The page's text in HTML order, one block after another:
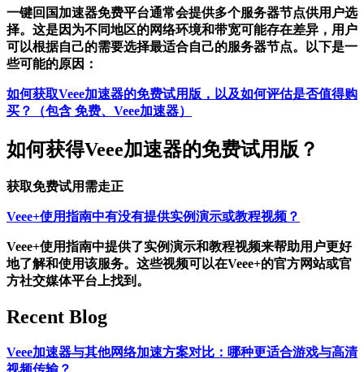
一键回国加速器免费平台通常会提供多个服务器节点供用户选
择。这是因为不同地区的网络环境和带宽可能存在差异，用户
可以根据自己的需要选择最适合自己的服务器节点。以下是一
些可能的原因：
如何获取Veee加速器的免费试用版，以及如何评估是否值得购
买？（包含 免费、Veee加速器）
如何获得Veee加速器的免费试用版？
获取免费试用需走正
Veee+使用指南中有没有提供实例演示或教程视频？
Veee+使用指南中提供了实例演示和教程视频来帮助用户更好
地了解和使用该服务。这些视频可以在Veee+的官方网站或官
方社交媒体平台上找到。
Recent Blog
Veee加速器与其他网络加速方案对比：哪种更适合游戏与高清
视频传输？